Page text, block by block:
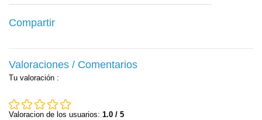
Compartir
Valoraciones / Comentarios
Tu valoración :
Valoracion de los usuarios: 1.0 / 5